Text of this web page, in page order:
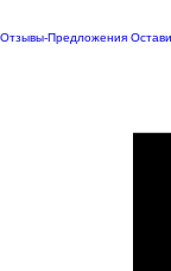
Отзывы-Предложения